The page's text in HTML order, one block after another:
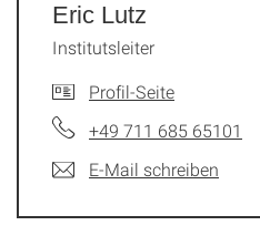
Eric Lutz
Institutsleiter
Profil-Seite
+49 711 685 65101
E-Mail schreiben